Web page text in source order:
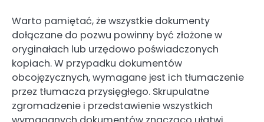
Warto pamiętać, że wszystkie dokumenty
dołączane do pozwu powinny być złożone w
oryginałach lub urzędowo poświadczonych
kopiach. W przypadku dokumentów
obcojęzycznych, wymagane jest ich tłumaczenie
przez tłumacza przysięgłego. Skrupulatne
zgromadzenie i przedstawienie wszystkich